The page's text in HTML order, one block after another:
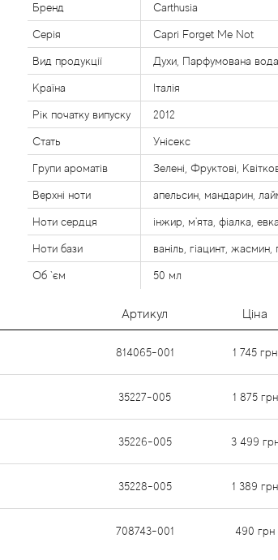
Бренд Carthusia
Серія Capri Forget Me Not
Вид продукції Духи, Парфумована
Країна Італія
Рік початку випуску 2012
Стать Унісекс
Групи ароматів Зелені, Фруктові,
Верхні ноти апельсин, мандарин,
Ноти сердця інжир, м'ята, фіалка,
Ноти бази ваніль, гіацинт,
Об `єм 50 мл
Артикул Ціна
814065-001 1 745 грн
35227-005 1 875 грн
35226-005 3 499
35228-005 1 389 грн
708743-001 490 грн